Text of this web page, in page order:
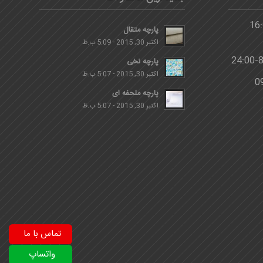
تماس با ما
واتساپ
پارچه متقال
اکتبر 30, 2015 - 5:09 ب.ظ
پارچه نخی
اکتبر 30, 2015 - 5:07 ب.ظ
پارچه ملحفه ای
اکتبر 30, 2015 - 5:07 ب.ظ